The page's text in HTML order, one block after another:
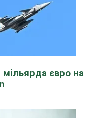
мільярда євро на